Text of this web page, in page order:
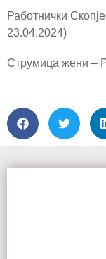
Работнички
23.04.2024)
Струмица жени –